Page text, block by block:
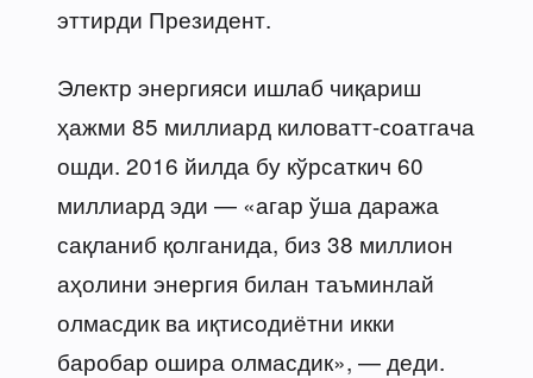
эттирди Президент.
Электр энергияси ишлаб чиқариш
ҳажми 85 миллиард киловатт-соатгача
ошди. 2016 йилда бу кўрсаткич 60
миллиард эди — «агар ўша даража
сақланиб қолганида, биз 38 миллион
аҳолини энергия билан таъминлай
олмасдик ва иқтисодиётни икки
баробар ошира олмасдик», — деди.